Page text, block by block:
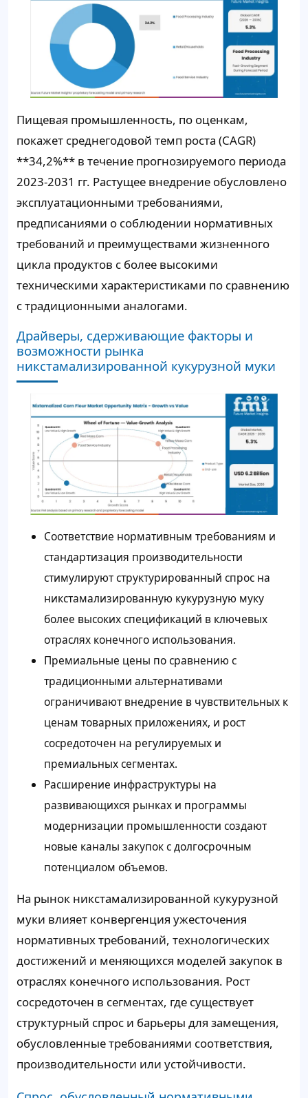
Пищевая промышленность, по оценкам,
покажет среднегодовой темп роста (CAGR)
**34,2%** в течение прогнозируемого периода
2023-2031 гг. Растущее внедрение обусловлено
эксплуатационными требованиями,
предписаниями о соблюдении нормативных
требований и преимуществами жизненного
цикла продуктов с более высокими
техническими характеристиками по сравнению
с традиционными аналогами.
Драйверы, сдерживающие факторы и
возможности рынка
никстамализированной кукурузной муки
Соответствие нормативным требованиям и
стандартизация производительности
стимулируют структурированный спрос на
никстамализированную кукурузную муку
более высоких спецификаций в ключевых
отраслях конечного использования.
Премиальные цены по сравнению с
традиционными альтернативами
ограничивают внедрение в чувствительных к
ценам товарных приложениях, и рост
сосредоточен на регулируемых и
премиальных сегментах.
Расширение инфраструктуры на
развивающихся рынках и программы
модернизации промышленности создают
новые каналы закупок с долгосрочным
потенциалом объемов.
На рынок никстамализированной кукурузной
муки влияет конвергенция ужесточения
нормативных требований, технологических
достижений и меняющихся моделей закупок в
отраслях конечного использования. Рост
сосредоточен в сегментах, где существует
структурный спрос и барьеры для замещения,
обусловленные требованиями соответствия,
производительности или устойчивости.